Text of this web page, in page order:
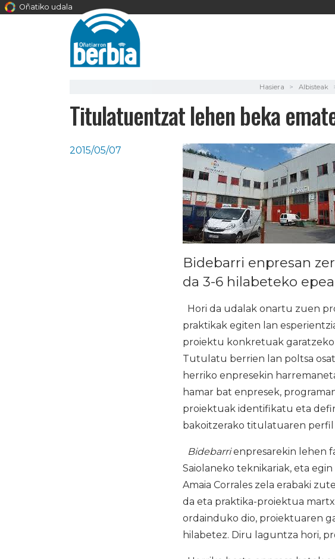
Oñatiko udala
Hasiera Albisteak
Titulatuentzat lehen beka
2015/05/07
Bidebarri enpresan
da 3-6 hilabeteko
Hori da udalak onartu zuen
praktikak egiten lan
proiektu konkretuak garatzeko
Tutulatu berrien lan poltsa
herriko enpresekin
hamar bat enpresek,
proiektuak identifikatu eta
bakoitzerako titulatuaren perfil
Bidebarrienpresarekin lehen
Saiolaneko teknikariak, eta
Amaia Corrales zela erabaki
da eta praktika-proiektua
ordainduko dio, proiektuaren
hilabetez. Diru laguntza hori,